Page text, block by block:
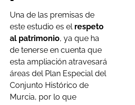
Una de las premisas de
este estudio es el respeto
al patrimonio, ya que ha
de tenerse en cuenta que
esta ampliación atravesará
áreas del Plan Especial del
Conjunto Histórico de
Murcia, por lo que